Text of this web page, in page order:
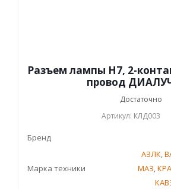
Разъем лампы H7, 2-
провод
Достаточно
Артикул: КЛД003
Бренд
Марка техники
АЗЛК,
МАЗ,